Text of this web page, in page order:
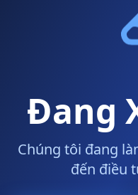
Đang
Chúng tôi đang
đến điều